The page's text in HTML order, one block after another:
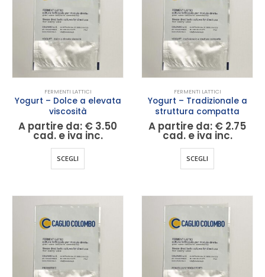
FERMENTI LATTICI
Yogurt – Dolce a elevata
viscosità
A partire da: € 3.50
cad. e iva inc.
SCEGLI
varianti.
Le
opzioni
possono
essere
scelte
FERMENTI LATTICI
Yogurt – Tradizionale a
struttura compatta
A partire da: € 2.75
cad. e iva inc.
SCEGLI
varianti.
Le
opzioni
possono
essere
scelte